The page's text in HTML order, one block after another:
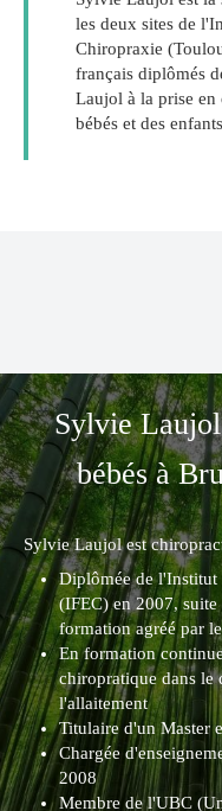
les deux sites de
Chiropraxie
français diplômés
Laujol à la prise en
bébés et des
Sylvie
bébés à
Sylvie Laujol est
Diplômée de l'Institut
(IFEC) en 2007, suite
formation agréé par
En formation
chiropratique dans le
l'allaitement
Titulaire d'un Master
Chargée
2008
Membre de l'UBC